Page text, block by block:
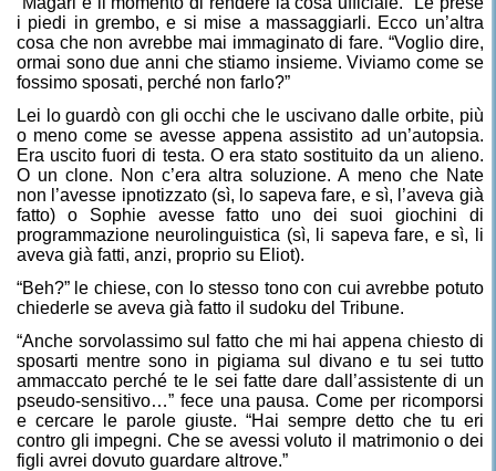
i piedi in grembo, e si mise a massaggiarli. Ecco un’altra
cosa che non avrebbe mai immaginato di fare. “Voglio dire,
ormai sono due anni che stiamo insieme. Viviamo come se
fossimo sposati, perché non farlo?”
Lei lo guardò con gli occhi che le uscivano dalle orbite, più
o meno come se avesse appena assistito ad un’autopsia.
Era uscito fuori di testa. O era stato sostituito da un alieno.
O un clone. Non c’era altra soluzione. A meno che Nate
non l’avesse ipnotizzato (sì, lo sapeva fare, e sì, l’aveva già
fatto) o Sophie avesse fatto uno dei suoi giochini di
programmazione neurolinguistica (sì, li sapeva fare, e sì, li
aveva già fatti, anzi, proprio su Eliot).
“Beh?” le chiese, con lo stesso tono con cui avrebbe potuto
chiederle se aveva già fatto il sudoku del Tribune.
“Anche sorvolassimo sul fatto che mi hai appena chiesto di
sposarti mentre sono in pigiama sul divano e tu sei tutto
ammaccato perché te le sei fatte dare dall’assistente di un
pseudo-sensitivo…” fece una pausa. Come per ricomporsi
e cercare le parole giuste. “Hai sempre detto che tu eri
contro gli impegni. Che se avessi voluto il matrimonio o dei
figli avrei dovuto guardare altrove.”